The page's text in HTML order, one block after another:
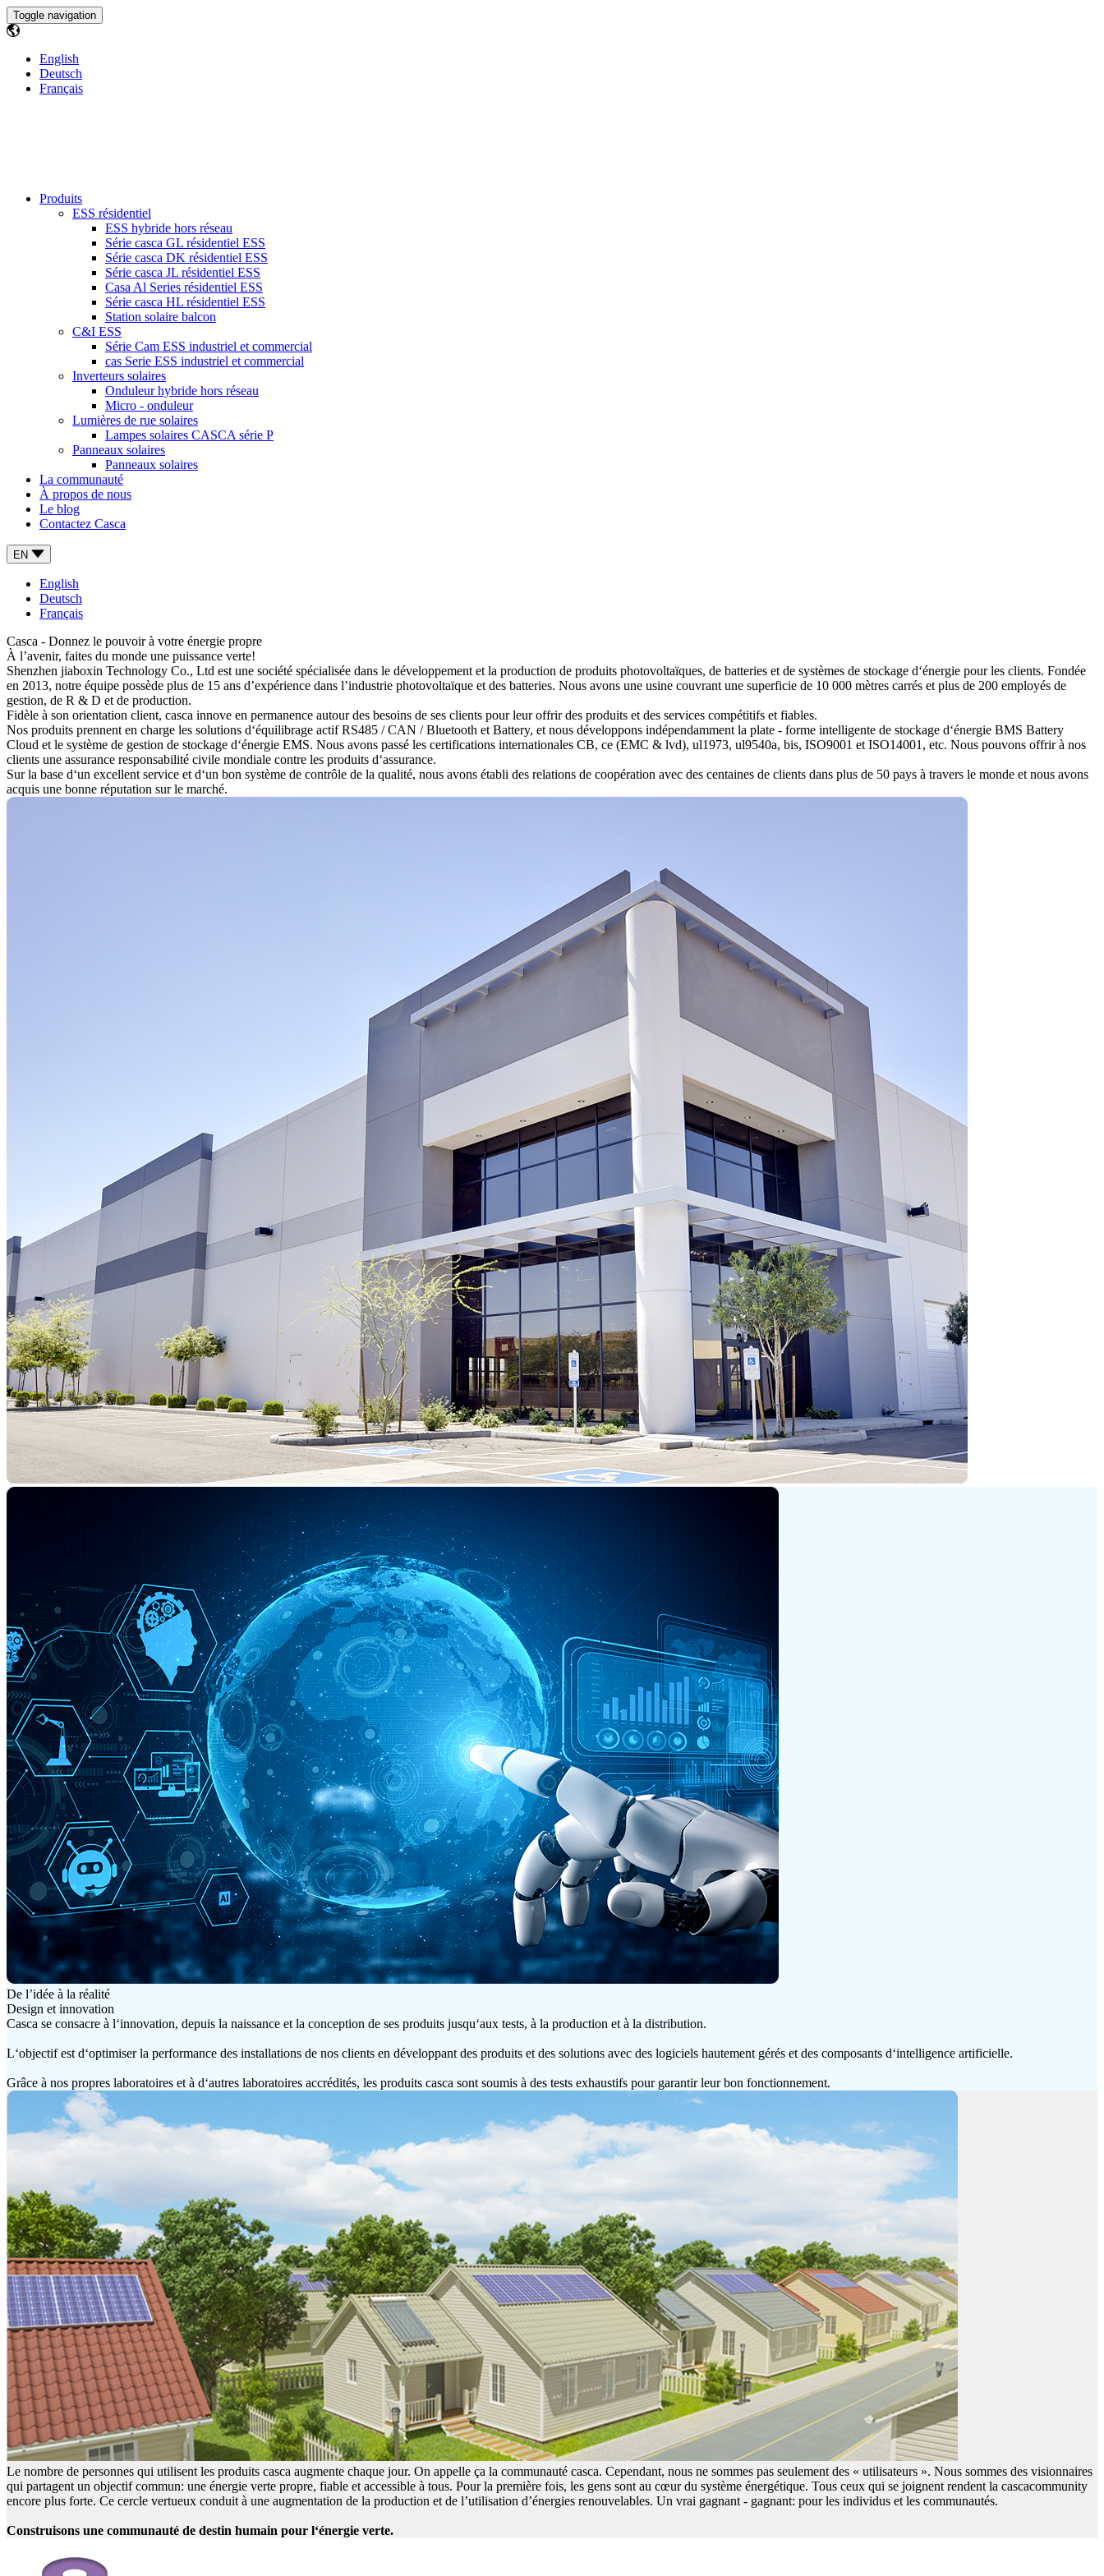
Toggle navigation
English
Deutsch
Français
Produits
ESS résidentiel
ESS hybride hors réseau
Série casca GL résidentiel ESS
Série casca DK résidentiel ESS
Série casca JL résidentiel ESS
Casa Al Series résidentiel ESS
Série casca HL résidentiel ESS
Station solaire balcon
C&I ESS
Série Cam ESS industriel et commercial
cas Serie ESS industriel et commercial
Inverteurs solaires
Onduleur hybride hors réseau
Micro - onduleur
Lumières de rue solaires
Lampes solaires CASCA série P
Panneaux solaires
Panneaux solaires
La communauté
À propos de nous
Le blog
Contactez Casca
EN
English
Deutsch
Français
Casca - Donnez le pouvoir à votre énergie propre
À l’avenir, faites du monde une puissance verte!
Shenzhen jiaboxin Technology Co., Ltd est une société spécialisée dans le développement et la production de produits photovoltaïques, de batteries et de systèmes de stockage d‘énergie pour les clients. Fondée
en 2013, notre équipe possède plus de 15 ans d’expérience dans l’industrie photovoltaïque et des batteries. Nous avons une usine couvrant une superficie de 10 000 mètres carrés et plus de 200 employés de
gestion, de R & D et de production.
Fidèle à son orientation client, casca innove en permanence autour des besoins de ses clients pour leur offrir des produits et des services compétitifs et fiables.
Nos produits prennent en charge les solutions d‘équilibrage actif RS485 / CAN / Bluetooth et Battery, et nous développons indépendamment la plate - forme intelligente de stockage d‘énergie BMS Battery
Cloud et le système de gestion de stockage d‘énergie EMS. Nous avons passé les certifications internationales CB, ce (EMC & lvd), ul1973, ul9540a, bis, ISO9001 et ISO14001, etc. Nous pouvons offrir à nos
clients une assurance responsabilité civile mondiale contre les produits d‘assurance.
Sur la base d‘un excellent service et d‘un bon système de contrôle de la qualité, nous avons établi des relations de coopération avec des centaines de clients dans plus de 50 pays à travers le monde et nous avons
acquis une bonne réputation sur le marché.
De l’idée à la réalité
Design et innovation
Casca se consacre à l‘innovation, depuis la naissance et la conception de ses produits jusqu‘aux tests, à la production et à la distribution.
L‘objectif est d‘optimiser la performance des installations de nos clients en développant des produits et des solutions avec des logiciels hautement gérés et des composants d‘intelligence artificielle.
Grâce à nos propres laboratoires et à d‘autres laboratoires accrédités, les produits casca sont soumis à des tests exhaustifs pour garantir leur bon fonctionnement.
Le nombre de personnes qui utilisent les produits casca augmente chaque jour. On appelle ça la communauté casca. Cependant, nous ne sommes pas seulement des « utilisateurs ». Nous sommes des visionnaires
qui partagent un objectif commun: une énergie verte propre, fiable et accessible à tous. Pour la première fois, les gens sont au cœur du système énergétique. Tous ceux qui se joignent rendent la cascacommunity
encore plus forte. Ce cercle vertueux conduit à une augmentation de la production et de l’utilisation d’énergies renouvelables. Un vrai gagnant - gagnant: pour les individus et les communautés.
Construisons une communauté de destin humain pour l‘énergie verte.